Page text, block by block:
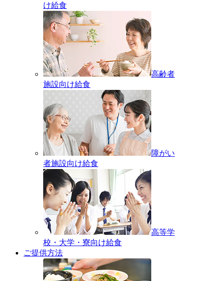
け給食
高齢者
施設向け給食
障がい
者施設向け給食
高等学
校・大学・寮向け給食
ご提供方法